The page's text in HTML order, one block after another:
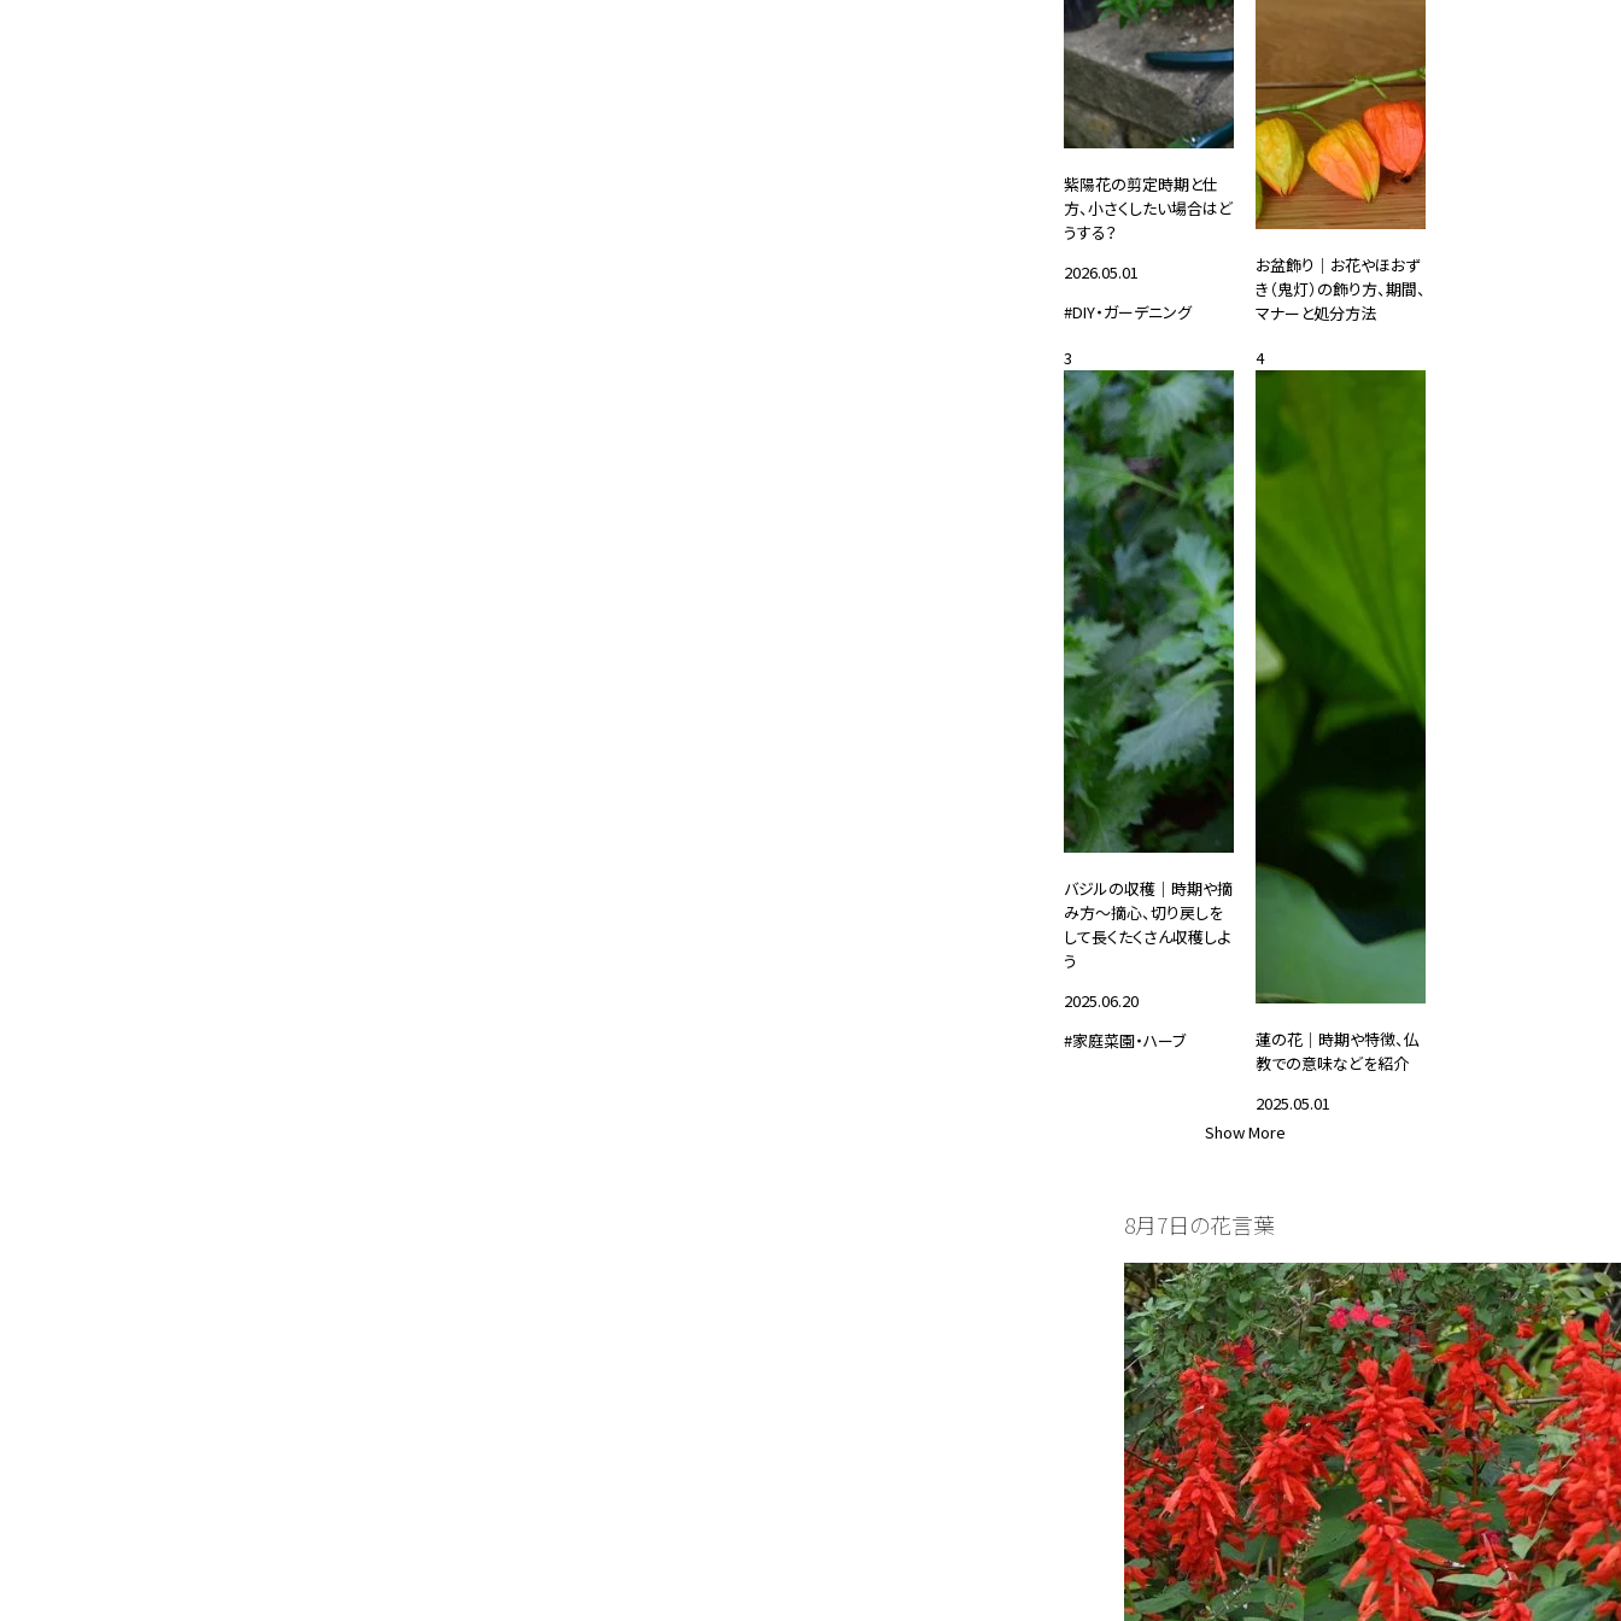
紫陽花の剪定時期と仕
方、小さくしたい場合はど
うする？
2026.05.01
#DIY・ガーデニング
お盆飾り｜お花やほおず
き（鬼灯）の飾り方、期間、
マナーと処分方法
2019.07.01
3
バジルの収穫｜時期や摘
み方～摘心、切り戻しを
して長くたくさん収穫しよ
う
2025.06.20
#家庭菜園・ハーブ
4
蓮の花｜時期や特徴、仏
教での意味などを紹介
2025.05.01
#花と暮らす
Show More
8月7日の花言葉